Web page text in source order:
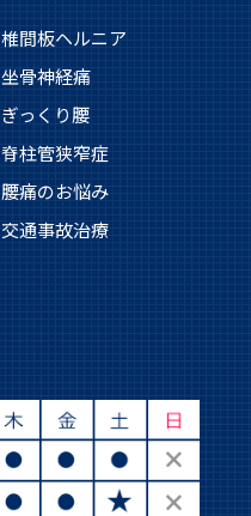
椎間板ヘルニア
坐骨神経痛
ぎっくり腰
脊柱管狭窄症
腰痛のお悩み
交通事故治療